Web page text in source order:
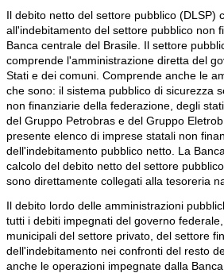
Il debito netto del settore pubblico (DLSP)
all'indebitamento del settore pubblico non
Banca centrale del Brasile. Il settore
comprende l'amministrazione diretta del
Stati e dei comuni. Comprende anche le
che sono: il sistema pubblico di sicurezza
non finanziarie della federazione, degli
del Gruppo Petrobras e del Gruppo
presente elenco di imprese statali non
dell'indebitamento pubblico netto. La
calcolo del debito netto del settore
sono direttamente collegati alla tesoreria
Il debito lordo delle amministrazioni
tutti i debiti impegnati del governo
municipali del settore privato, del settore
dell'indebitamento nei confronti del resto
anche le operazioni impegnate dalla